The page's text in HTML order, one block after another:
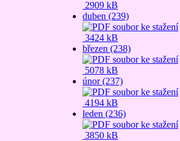
2909 kB
duben (239)
3424 kB
březen (238)
5078 kB
únor (237)
4194 kB
leden (236)
3850 kB